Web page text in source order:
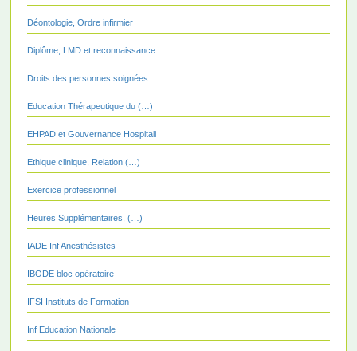
Déontologie, Ordre infirmier
Diplôme, LMD et reconnaissance
Droits des personnes soignées
Education Thérapeutique du (…)
EHPAD et Gouvernance Hospitali
Ethique clinique, Relation (…)
Exercice professionnel
Heures Supplémentaires, (…)
IADE Inf Anesthésistes
IBODE bloc opératoire
IFSI Instituts de Formation
Inf Education Nationale